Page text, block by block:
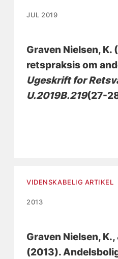
JUL 2019
Graven Nielsen, K.
retspraksis om
Ugeskrift for
U.2019B.219(27-
VIDENSKABELIG ARTIKEL
2013
Graven Nielsen, K.,
(2013).